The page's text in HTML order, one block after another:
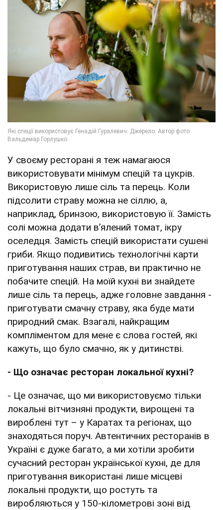
У своєму ресторані я теж намагаюся
використовувати мінімум спецій та цукрів.
Використовую лише сіль та перець. Коли
підсолити страву можна не сіллю, а,
наприклад, бринзою, використовую її. Замість
солі можна додати в’ялений томат, ікру
оселедця. Замість спецій використати сушені
гриби. Якщо подивитись технологічні карти
приготування наших страв, ви практично не
побачите спецій. На моїй кухні ви знайдете
лише сіль та перець, адже головне завдання -
приготувати смачну страву, яка буде мати
природний смак. Взагалі, найкращим
компліментом для мене є слова гостей, які
кажуть, що було смачно, як у дитинстві.
- Що означає ресторан локальної кухні?
- Це означає, що ми використовуємо тільки
локальні вітчизняні продукти, вирощені та
вироблені тут – у Каратах та регіонах, що
знаходяться поруч. Автентичних ресторанів в
Україні є дуже багато, а ми хотіли зробити
сучасний ресторан української кухні, де для
приготування використані лише місцеві
локальні продукти, що ростуть та
виробляються у 150-кілометрові зоні від